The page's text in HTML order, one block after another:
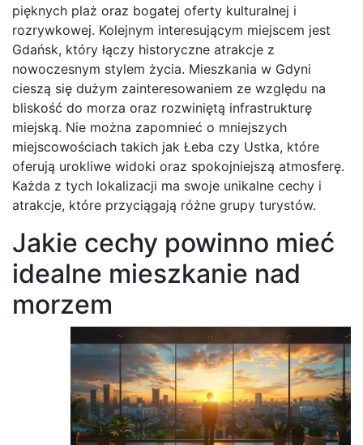
pięknych plaż oraz bogatej oferty kulturalnej i
rozrywkowej. Kolejnym interesującym miejscem jest
Gdańsk, który łączy historyczne atrakcje z
nowoczesnym stylem życia. Mieszkania w Gdyni
cieszą się dużym zainteresowaniem ze względu na
bliskość do morza oraz rozwiniętą infrastrukturę
miejską. Nie można zapomnieć o mniejszych
miejscowościach takich jak Łeba czy Ustka, które
oferują urokliwe widoki oraz spokojniejszą atmosferę.
Każda z tych lokalizacji ma swoje unikalne cechy i
atrakcje, które przyciągają różne grupy turystów.
Jakie cechy powinno mieć
idealne mieszkanie nad
morzem